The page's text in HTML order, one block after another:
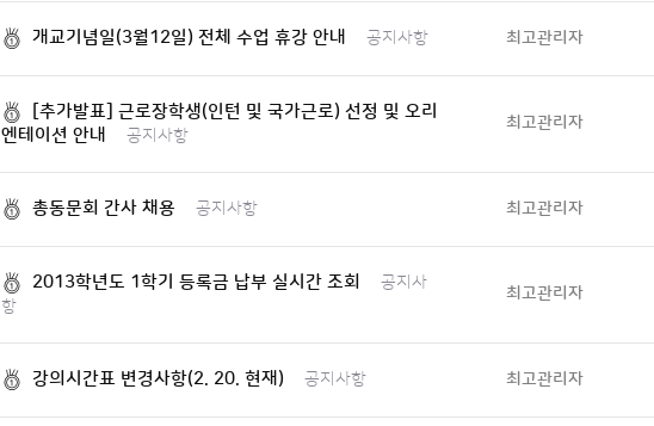
개교기념일(3월12일) 전체 수업 휴강 안내 공지사항 최고관리자
[추가발표] 근로장학생(인턴 및 국가근로) 선정 및 오리
엔테이션 안내
공지사항
최고관리자
총동문회 간사 채용 공지사항 최고관리자
2013학년도 1학기 등록금 납부 실시간 조회
공지사
항
최고관리자
강의시간표 변경사항(2. 20. 현재) 공지사항 최고관리자